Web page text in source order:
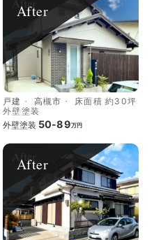
After
戸建 高槻市
床面積 約30坪
外壁塗装
外壁塗装 50-89万円
After